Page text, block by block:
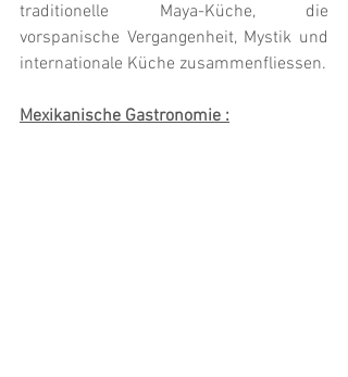
traditionelle Maya-Küche, die
vorspanische Vergangenheit, Mystik und
internationale Küche zusammenfliessen.
Mexikanische Gastronomie :